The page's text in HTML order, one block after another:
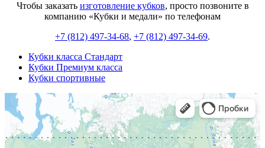
Чтобы заказать изготовление кубков, просто позвоните в
компанию «Кубки и медали» по телефонам
+7 (812) 497-34-68, +7 (812) 497-34-69.
Кубки класса Стандарт
Кубки Премиум класса
Кубки спортивные